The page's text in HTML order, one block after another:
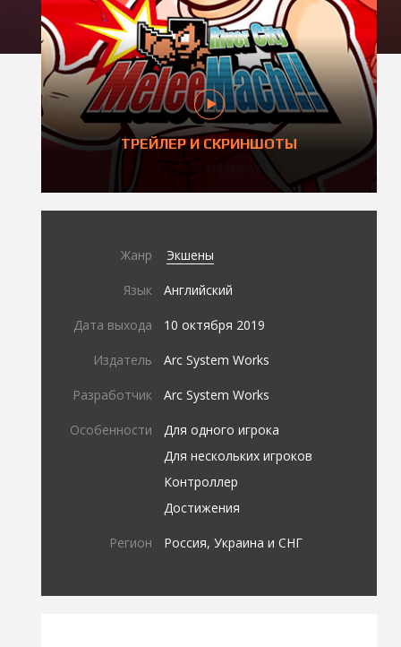
ТРЕЙЛЕР И СКРИНШОТЫ
Жанр Экшены
Язык Английский
Дата выхода 10 октября 2019
Издатель Arc System Works
Разработчик Arc System Works
Особенности
Для одного игрока
Для нескольких игроков
Контроллер
Достижения
Регион Россия, Украина и СНГ